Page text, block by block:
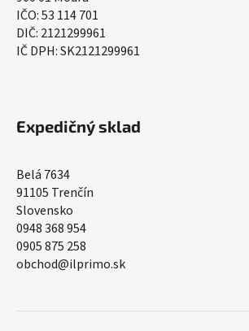
IČO: 53 114 701
DIČ: 2121299961
IČ DPH: SK2121299961
Expedičný sklad
Belá 7634
91105 Trenčín
Slovensko
0948 368 954
0905 875 258
obchod@ilprimo.sk